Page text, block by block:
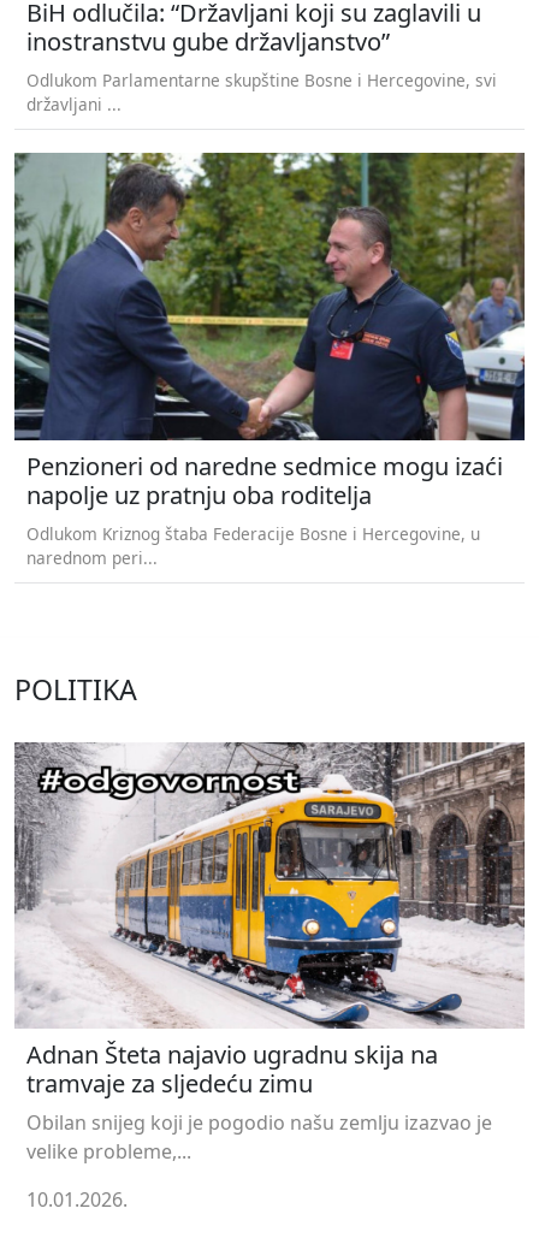
BiH odlučila: “Državljani koji su zaglavili u
inostranstvu gube državljanstvo”
Odlukom Parlamentarne skupštine Bosne i Hercegovine, svi
državljani ...
Penzioneri od naredne sedmice mogu izaći
napolje uz pratnju oba roditelja
Odlukom Kriznog štaba Federacije Bosne i Hercegovine, u
narednom peri...
POLITIKA
Adnan Šteta najavio ugradnu skija na
tramvaje za sljedeću zimu
Obilan snijeg koji je pogodio našu zemlju izazvao je
velike probleme,...
10.01.2026.